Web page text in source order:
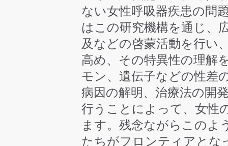
ない女性呼吸器疾患の問
はこの研究機構を通じ、
及などの啓蒙活動を行い
高め、その特異性の理解
モン、遺伝子などの性差
病因の解明、治療法の開
行うことによって、女性
ます。残念ながらこのよ
たちがフロンティアとな